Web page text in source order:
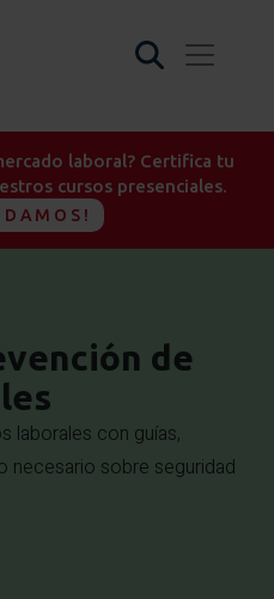
laboral? Certifica tu
cursos presenciales.
de
laborales con guías,
necesario sobre seguridad